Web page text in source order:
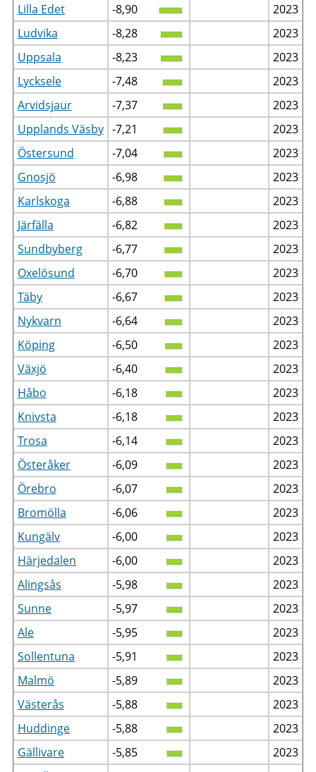
Lilla Edet
-8,90
2023
Ludvika
-8,28
2023
Uppsala
-8,23
2023
Lycksele
-7,48
2023
Arvidsjaur
-7,37
2023
Upplands Väsby -7,21
2023
Östersund
-7,04
2023
Gnosjö
-6,98
2023
Karlskoga
-6,88
2023
Järfälla
-6,82
2023
Sundbyberg
-6,77
2023
Oxelösund
-6,70
2023
Täby
-6,67
2023
Nykvarn
-6,64
2023
Köping
-6,50
2023
Växjö
-6,40
2023
Håbo
-6,18
2023
Knivsta
-6,18
2023
Trosa
-6,14
2023
Österåker
-6,09
2023
Örebro
-6,07
2023
Bromölla
-6,06
2023
Kungälv
-6,00
2023
Härjedalen
-6,00
2023
Alingsås
-5,98
2023
Sunne
-5,97
2023
Ale
-5,95
2023
Sollentuna
-5,91
2023
Malmö
-5,89
2023
Västerås
-5,88
2023
Huddinge
-5,88
2023
Gällivare
-5,85
2023